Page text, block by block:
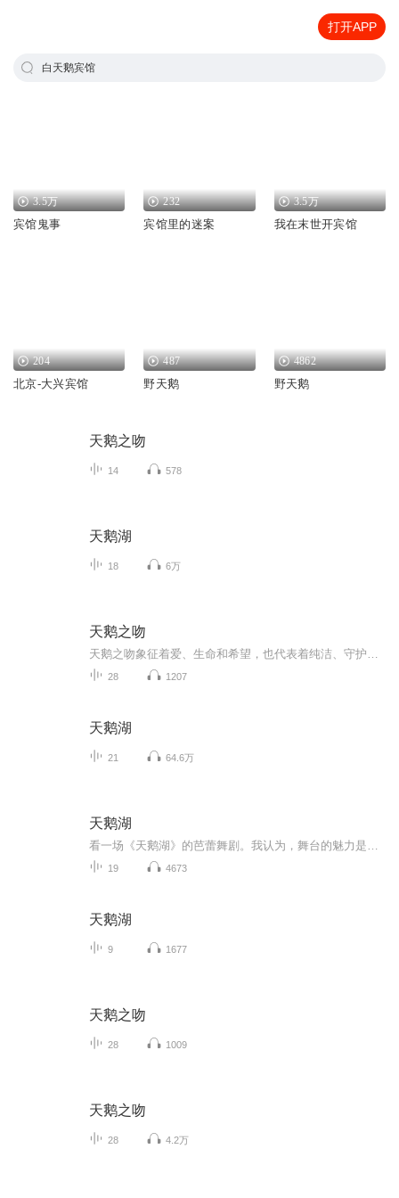
打开APP
白天鹅宾馆
3.5万
宾馆鬼事
232
宾馆里的迷案
3.5万
我在末世开宾馆
204
北京-大兴宾馆
487
野天鹅
4862
野天鹅
天鹅之吻
14 578
天鹅湖
18 6万
天鹅之吻
28 1207
天鹅湖
21 64.6万
天鹅湖
19 4673
天鹅湖
9 1677
天鹅之吻
28 1009
天鹅之吻
28 4.2万